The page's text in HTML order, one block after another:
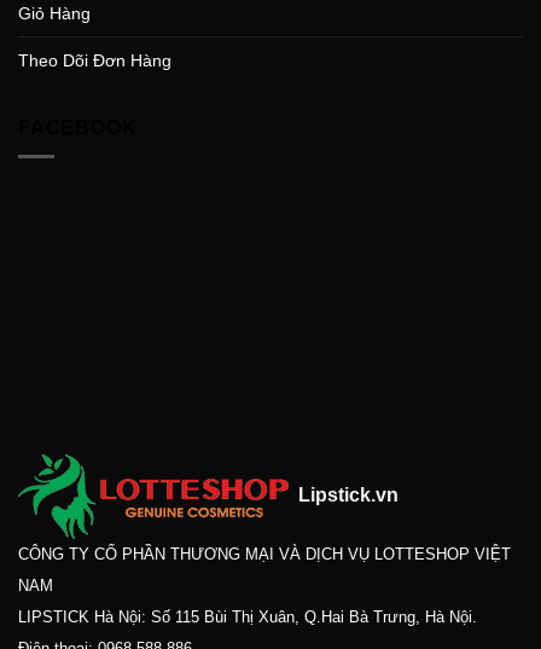
Giỏ Hàng
Theo Dõi Đơn Hàng
Lipstick.vn
CÔNG TY CỔ PHẦN THƯƠNG MẠI VÀ DỊCH VỤ LOTTESHOP VIỆT
NAM
LIPSTICK Hà Nội: Số 115 Bùi Thị Xuân, Q.Hai Bà Trưng, Hà Nội.